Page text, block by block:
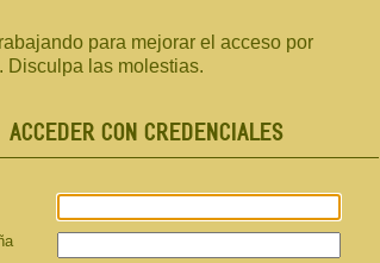
para mejorar el acceso por
Disculpa las molestias.
ACCEDER CON CREDENCIALES